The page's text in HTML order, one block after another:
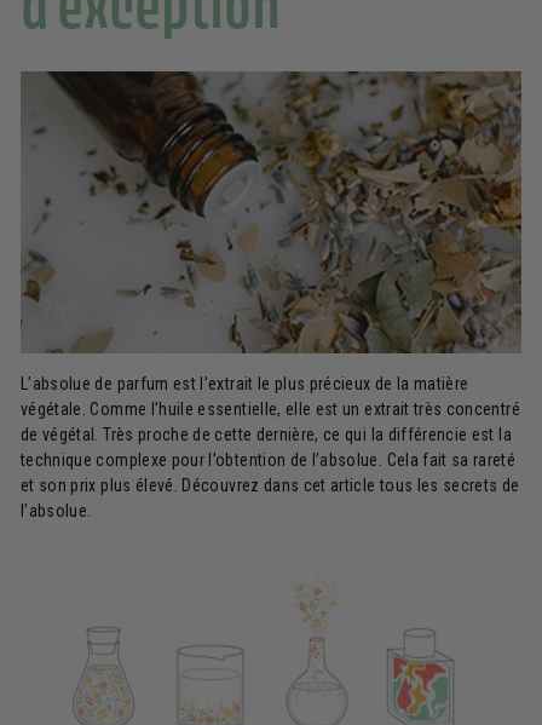
L’absolue de parfum est l’extrait le plus précieux de la matière
végétale. Comme l’huile essentielle, elle est un extrait très concentré
de végétal. Très proche de cette dernière, ce qui la différencie est la
technique complexe pour l’obtention de l’absolue. Cela fait sa rareté
et son prix plus élevé. Découvrez dans cet article tous les secrets de
l’absolue.